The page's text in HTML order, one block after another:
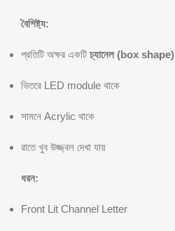
বৈশিষ্ট্য:
প্রতিটি অক্ষর একটিচ্যানেল (box shape)
ভিতরে LED module থাকে
সামনে Acrylic থাকে
রাতে খুব উজ্জ্বল দেখা যায়
ধরন:
Front Lit Channel Letter